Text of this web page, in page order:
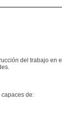
del trabajo en
de: